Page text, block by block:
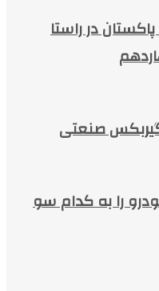
در راستا
صنعتی
را به کدام سو